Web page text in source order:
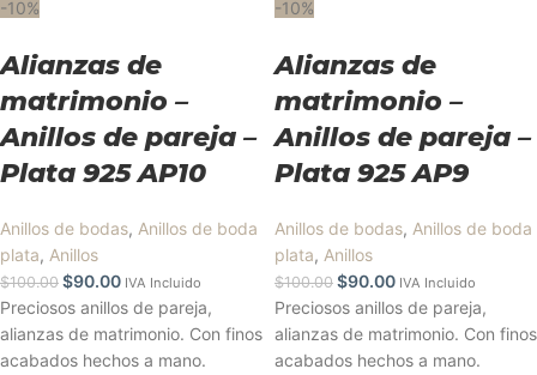
-10%
Alianzas de
matrimonio –
Anillos de pareja –
Plata 925 AP10
Anillos de bodas, Anillos de boda
plata, Anillos
$100.00 $90.00 IVA Incluido
Preciosos anillos de pareja,
alianzas de matrimonio. Con finos
acabados hechos a mano.
-10%
Alianzas de
matrimonio –
Anillos de pareja –
Plata 925 AP9
Anillos de bodas, Anillos de boda
plata, Anillos
$100.00 $90.00 IVA Incluido
Preciosos anillos de pareja,
alianzas de matrimonio. Con finos
acabados hechos a mano.